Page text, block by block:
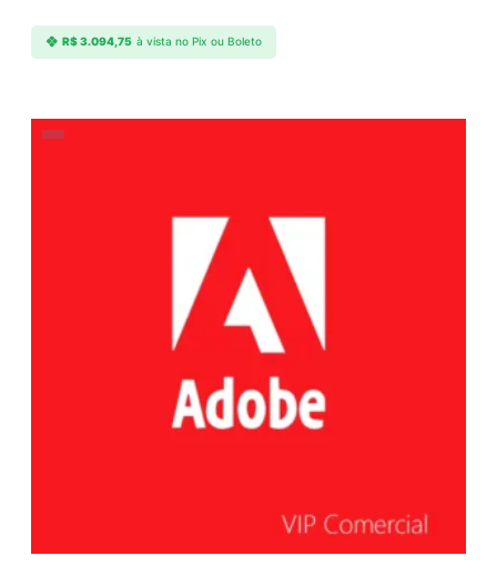
R$3.094,75 à vista no Pix ou Boleto